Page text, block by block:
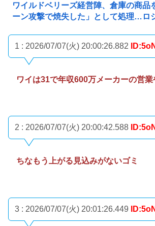
ワイルドベリーズ経営陣、倉庫の商品
ーン攻撃で焼失した」として処理…ロ
1 : 2026/07/07(火) 20:00:26.882
ワイは31で年収600万メーカーの営業
2 : 2026/07/07(火) 20:00:42.588
ちなもう上がる見込みがないゴミ
3 : 2026/07/07(火) 20:01:26.449